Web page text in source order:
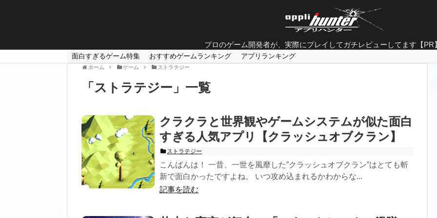
プロのゲーム開発者が、実際にプレイしてガチレビューしてます【PR
面白すぎるゲーム特集 おすすめゲームランキング アプリランキング
ホーム ゲーム ストラテジー
「 ストラテジー 」 一覧
クラクラと世界観やゲームシステムが似た面白
すぎる人気アプリ【クラッシュオブクラン】
ストラテジー
こんばんは！ 一昔、一世を風靡した”クラッシュオブクラン”はとても斬
新で面白かったですよね。 いつ攻め込まれるかわからな...
記事を読む
面白すぎるゲーム特集
やり込み要素抜群のゲーム
FINAL FANTASYシリーズのゲーム
大人がハマるゲーム
シングルプレイ用ゲーム